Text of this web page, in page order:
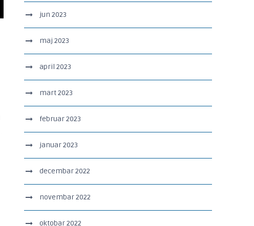
jun 2023
maj 2023
april 2023
mart 2023
februar 2023
januar 2023
decembar 2022
novembar 2022
oktobar 2022